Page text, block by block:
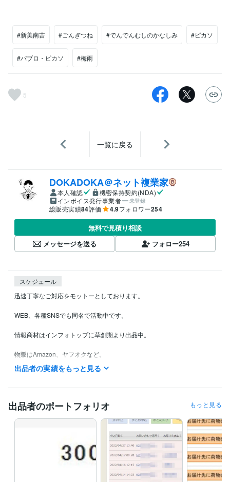
#新美南吉 #ごんぎつね #でんでんむしのかなしみ #ピカソ
#パブロ・ピカソ #梅雨
5
一覧に戻る
DOKADOKA＠ネット複業家
本人確認
機密保持契約(NDA)
インボイス発行事業者
未登録
総販売実績84評価 4.9フォロワー254
無料で見積り相談
メッセージを送る
フォロー254
スケジュール
迅速丁寧なご対応をモットーとしております。
WEB、各種SNSでも同名で活動中です。
情報商材はインフォトップに草創期より出品中。
物販はAmazon、ヤフオクなど。
365日24時間対応可能！
お客様に合った商品をご提案いたします。
中部経済新聞取材 中日新聞取材 CBCラジオ取材 MID-FM取材
出品者の実績をもっと見る
出品者のポートフォリオ もっと見る